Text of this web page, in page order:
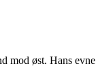
mod øst. Hans